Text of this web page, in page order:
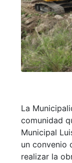
La
comunidad
Municipal
un convenio
realizar la